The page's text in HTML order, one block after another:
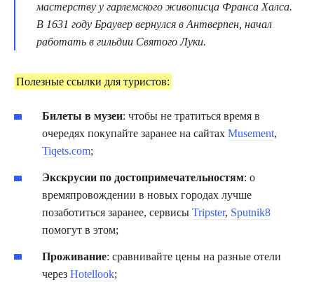
мастерству у гарлемского живописца Франса Халса.
В 1631 году Браувер вернулся в Антверпен, начал
работать в гильдии Святого Луки.
Полезные ссылки для туристов:
Билеты в музеи: чтобы не тратиться время в
очередях покупайте заранее на сайтах Musement,
Tiqets.com;
Экскрусии по достопримечательностям: о
времяпровождении в новых городах лучше
позаботиться заранее, сервисы Tripster, Sputnik8
помогут в этом;
Проживание: сравнивайте цены на разные отели
через Hotellook;